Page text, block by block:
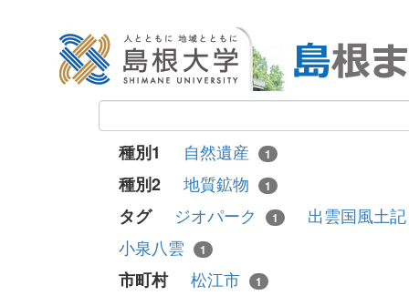
種別1 自然遺産 1
種別2 地質鉱物 1
タグ ジオパーク 1
出雲国風土
小泉八雲
1
市町村 松江市 1